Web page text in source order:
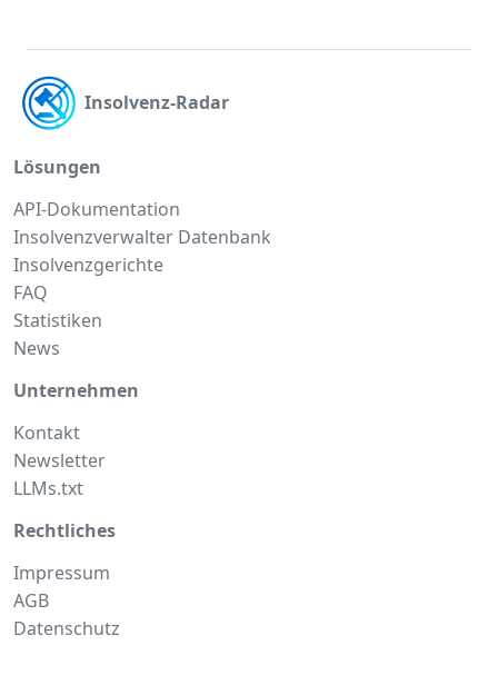
Insolvenz-Radar
Lösungen
API-Dokumentation
Insolvenzverwalter Datenbank
Insolvenzgerichte
FAQ
Statistiken
News
Unternehmen
Kontakt
Newsletter
LLMs.txt
Rechtliches
Impressum
AGB
Datenschutz